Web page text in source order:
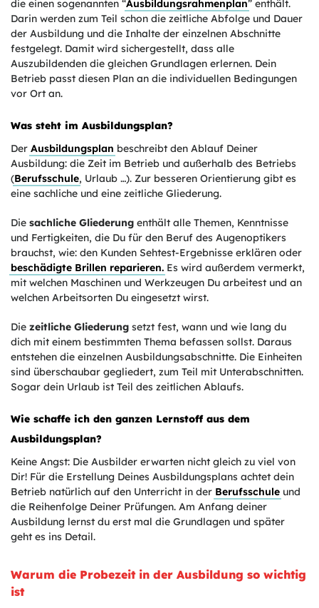
die einen sogenannten “Ausbildungsrahmenplan” enthält.
Darin werden zum Teil schon die zeitliche Abfolge und Dauer
der Ausbildung und die Inhalte der einzelnen Abschnitte
festgelegt. Damit wird sichergestellt, dass alle
Auszubildenden die gleichen Grundlagen erlernen. Dein
Betrieb passt diesen Plan an die individuellen Bedingungen
vor Ort an.
Was steht im Ausbildungsplan?
Der Ausbildungsplan beschreibt den Ablauf Deiner
Ausbildung: die Zeit im Betrieb und außerhalb des Betriebs
(Berufsschule, Urlaub …). Zur besseren Orientierung gibt es
eine sachliche und eine zeitliche Gliederung.
Die sachliche Gliederung enthält alle Themen, Kenntnisse
und Fertigkeiten, die Du für den Beruf des Augenoptikers
brauchst, wie: den Kunden Sehtest-Ergebnisse erklären oder
beschädigte Brillen reparieren. Es wird außerdem vermerkt,
mit welchen Maschinen und Werkzeugen Du arbeitest und an
welchen Arbeitsorten Du eingesetzt wirst.
Die zeitliche Gliederung setzt fest, wann und wie lang du
dich mit einem bestimmten Thema befassen sollst. Daraus
entstehen die einzelnen Ausbildungsabschnitte. Die Einheiten
sind überschaubar gegliedert, zum Teil mit Unterabschnitten.
Sogar dein Urlaub ist Teil des zeitlichen Ablaufs.
Wie schaffe ich den ganzen Lernstoff aus dem
Ausbildungsplan?
Keine Angst: Die Ausbilder erwarten nicht gleich zu viel von
Dir! Für die Erstellung Deines Ausbildungsplans achtet dein
Betrieb natürlich auf den Unterricht in der Berufsschule und
die Reihenfolge Deiner Prüfungen. Am Anfang deiner
Ausbildung lernst du erst mal die Grundlagen und später
geht es ins Detail.
Warum die Probezeit in der Ausbildung so wichtig
ist